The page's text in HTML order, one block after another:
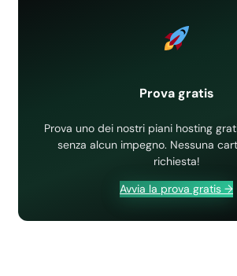
Prova gratis
Prova uno dei nostri piani hosting
senza alcun impegno. Nessuna
richiesta!
Avvia la prova gratis →